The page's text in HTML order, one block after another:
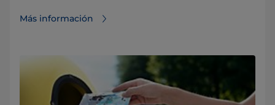
Más información